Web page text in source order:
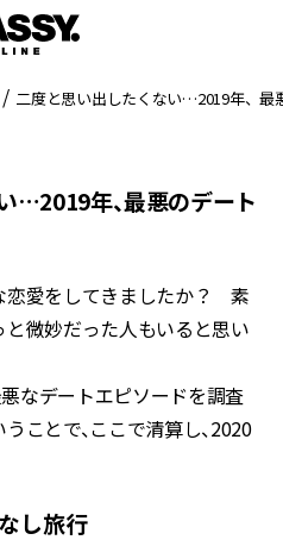
二度と思い出したくない…2019年、最
…2019年、最悪のデート
恋愛をしてきましたか？ 素
と微妙だった人もいると思い
悪なデートエピソードを調査
ことで、ここで清算し、2020
し旅行